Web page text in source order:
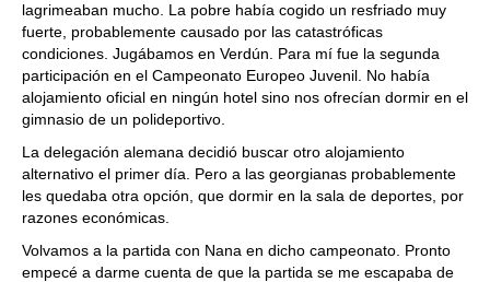
lagrimeaban mucho. La pobre había cogido un resfriado muy
fuerte, probablemente causado por las catastróficas
condiciones. Jugábamos en Verdún. Para mí fue la segunda
participación en el Campeonato Europeo Juvenil. No había
alojamiento oficial en ningún hotel sino nos ofrecían dormir en el
gimnasio de un polideportivo.
La delegación alemana decidió buscar otro alojamiento
alternativo el primer día. Pero a las georgianas probablemente
les quedaba otra opción, que dormir en la sala de deportes, por
razones económicas.
Volvamos a la partida con Nana en dicho campeonato. Pronto
empecé a darme cuenta de que la partida se me escapaba de